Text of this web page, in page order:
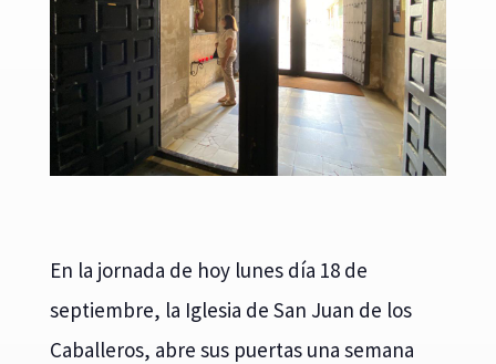
En la jornada de hoy lunes día 18 de
septiembre, la Iglesia de San Juan de los
Caballeros, abre sus puertas una semana